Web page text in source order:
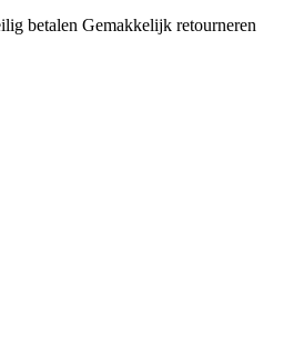
betalen Gemakkelijk retourneren